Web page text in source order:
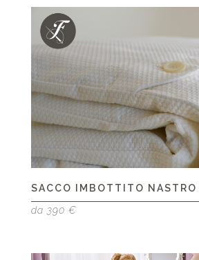
SACCO IMBOTTITO NASTRO
da 390 €